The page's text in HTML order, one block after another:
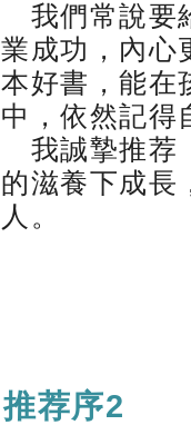
我們常說要
業成功，內心
本好書，能在
中，依然記得
我誠摯推荐
的滋養下成長
人。
推荐序2